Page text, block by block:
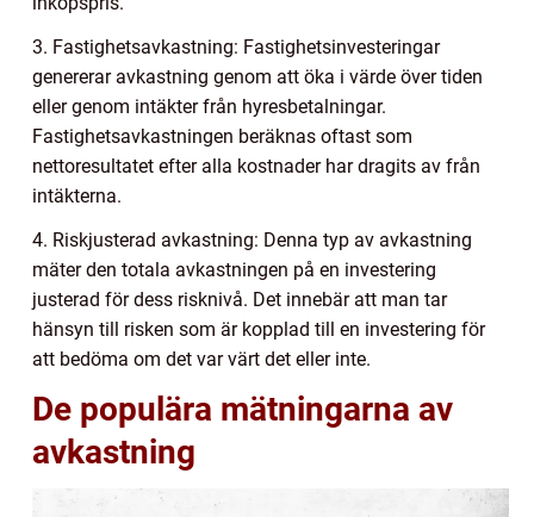
3. Fastighetsavkastning: Fastighetsinvesteringar
genererar avkastning genom att öka i värde över tiden
eller genom intäkter från hyresbetalningar.
Fastighetsavkastningen beräknas oftast som
nettoresultatet efter alla kostnader har dragits av från
intäkterna.
4. Riskjusterad avkastning: Denna typ av avkastning
mäter den totala avkastningen på en investering
justerad för dess risknivå. Det innebär att man tar
hänsyn till risken som är kopplad till en investering för
att bedöma om det var värt det eller inte.
De populära mätningarna av
avkastning